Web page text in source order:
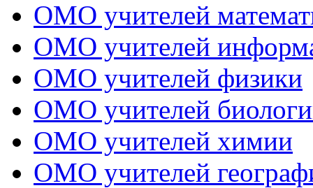
ОМО учителей
ОМО учителей
ОМО учителей физики
ОМО учителей
ОМО учителей химии
ОМО учителей